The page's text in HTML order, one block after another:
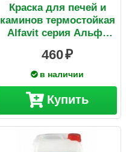
Краска для печей и
каминов термостойкая
Alfavit серия Альфа
460
в наличии
Купить